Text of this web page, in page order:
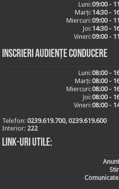
Luni:09:00 -
Marți:14:30 -
Miercuri:09:00 -
Joi:14:30 -
Vineri:09:00 -
Inscrieri audiențe conducere
Luni:08:00 -
Marți:08:00 -
Miercuri:08:00 -
Joi:08:00 -
Vineri:08:00 -
Telefon:0239.619.700, 0239.619.600
Interior: 222
Link-uri utile: